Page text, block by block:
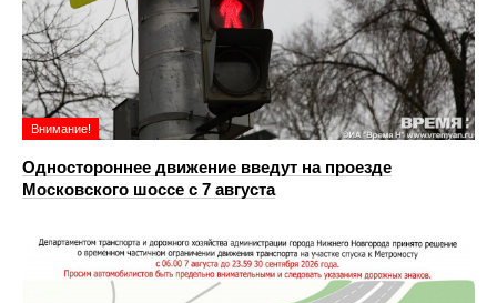
Внимание!
Одностороннее движение введут на проезде
Московского шоссе с 7 августа